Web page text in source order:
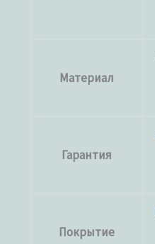
Материал
Гарантия
Покрытие